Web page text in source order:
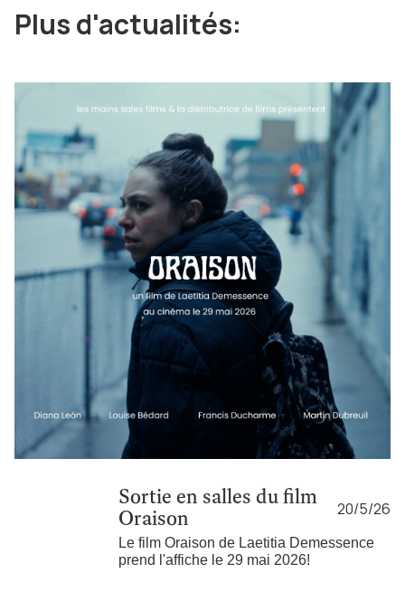
Plus d'actualités:
Sortie en salles du film
Oraison
20/5/26
Le film Oraison de Laetitia Demessence
prend l'affiche le 29 mai 2026!